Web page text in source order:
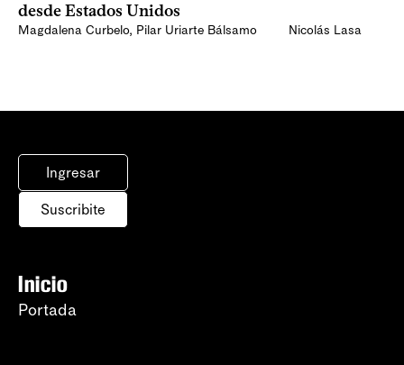
desde Estados Unidos
Magdalena Curbelo, Pilar Uriarte Bálsamo Nicolás Lasa
Ingresar
Suscribite
Inicio
Portada